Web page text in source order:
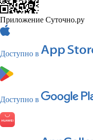
Приложение Суточно.ру
Доступно в
Доступно в